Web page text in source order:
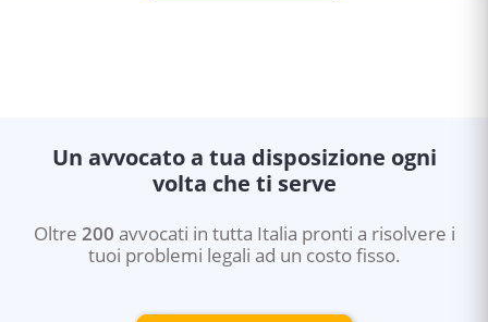
Un avvocato a tua disposizione ogni
volta che ti serve
Oltre 200 avvocati in tutta Italia pronti a risolvere i
tuoi problemi legali ad un costo fisso.